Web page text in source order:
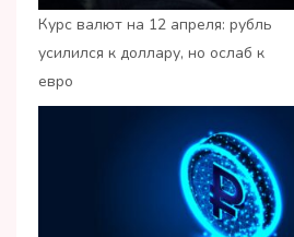
Курс валют на 12 апреля: рубль
усилился к доллару, но ослаб к
евро